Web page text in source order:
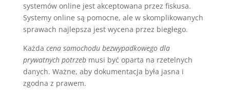
systemów online jest akceptowana przez fiskusa.
Systemy online są pomocne, ale w skomplikowanych
sprawach najlepsza jest wycena przez biegłego.
Każda cena samochodu bezwypadkowego dla
prywatnych potrzebmusi być oparta na rzetelnych
danych. Ważne, aby dokumentacja była jasna i
zgodna z prawem.